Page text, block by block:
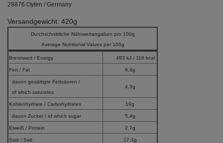
28876 Oyten / Germany
Versandgewicht: 420g
Durchschnittliche Nährwertangaben pro 100g
Average Nutritional Values per 100g
Brennwert / Energy 483 kJ / 116 kcal
Fett / Fat 6,4g
davon gesättigte Fettsäuren /
of which saturates
4,3g
Kohlenhydrate / Carbohydrates 10g
davon Zucker / of which sugar 5,4g
Eiweiß / Protein 2,7g
Salz / Salt 17,4g